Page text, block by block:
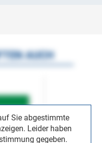
Sie abgestimmte
Leider haben
gegeben.
AUCH